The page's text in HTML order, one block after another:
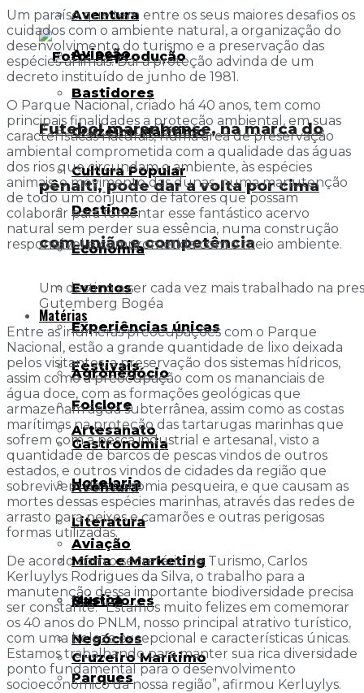
Aventura
Aviação
Bastidores
Cruzeiro Marítimo
Cultura Popular
Destinos
Economia
Eventos
Experiências únicas
Festivais
Folclore
Gastronomia
Hotelaria
Literatura
Mídia e Marketing
Música
Negócios
Parques
Futebol maranhense, na marca do
pênalti, pode dar a volta por cima
com união e competência
Matérias
Agronegócio
Artesanato
Aventura
Aviação
Bastidores
Cruzeiro Marítimo
Um paraíso que tem entre os seus maiores desafios os
cuidados com o ambiente natural, a organização do
desenvolvimento do turismo e a preservação das
espécies animais. Daí a proteção advinda de um
decreto instituído de junho de 1981.
O Parque Nacional, criado há 40 anos, tem como
principais finalidades a proteção ambiental, em suas
características naturais, numa área de preservação
ambiental comprometida com a qualidade das águas
dos rios que circundam o ambiente, às espécies
animais, o movimento das dunas, numa manutenção
de todo um conjunto de fatores que possam
colaborar para fomentar esse fantástico acervo
natural sem perder sua essência, numa construção
responsável e comprometida com o meio ambiente.
Um destino a ser cada vez mais trabalhado na
Gutemberg Bogéa
Entre as inúmeras preocupações com o Parque
Nacional, estão a grande quantidade de lixo deixada
pelos visitantes, a preservação dos sistemas hídricos,
assim como a preocupação com os mananciais de
água doce, com as formações geológicas que
armazenam água subterrânea, assim como as costas
marítimas na proteção das tartarugas marinhas que
sofrem com a pesca industrial e artesanal, visto a
quantidade de barcos de pescas vindos de outros
estados, e outros vindos de cidades da região que
sobrevivem da economia pesqueira, e que causam as
mortes dessas espécies marinhas, através das redes de
arrasto para peixes e camarões e outras perigosas
formas utilizadas.
De acordo com o secretário de Turismo, Carlos
Kerluylys Rodrigues da Silva, o trabalho para a
manutenção dessa importante biodiversidade precisa
ser constante. “Estamos muito felizes em comemorar
os 40 anos do PNLM, nosso principal atrativo turístico,
com uma beleza excepcional e características únicas.
Estamos trabalhando para manter sua rica diversidade
ponto fundamental para o desenvolvimento
socioeconômico da nossa região”, afirmou Kerluylys.